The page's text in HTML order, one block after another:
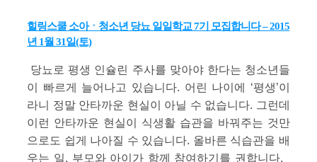
힐링스쿨 소아ㆍ청소년 당뇨 일일학교 7기 모집합니다 – 2015
년 1월 31일(토)
당뇨로 평생 인슐린 주사를 맞아야 한다는 청소년들
이 빠르게 늘어나고 있습니다. 어린 나이에 ‘평생’이
라니 정말 안타까운 현실이 아닐 수 없습니다. 그런데
이런 안타까운 현실이 식생활 습관을 바꿔주는 것만
으로도 쉽게 나아질 수 있습니다. 올바른 식습관을 배
우는 일, 부모와 아이가 함께 참여하기를 권합니다.